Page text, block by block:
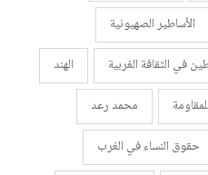
الأساطير الصهيونية
في الثقافة الغربية
الهند
محمد رعد
حقوق النساء في الغرب